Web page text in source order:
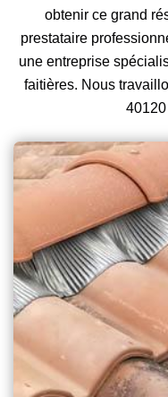
obtenir ce grand
prestataire
une entreprise
faitières. Nous